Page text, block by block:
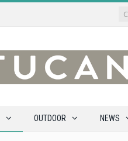
OUTDOOR NEWS